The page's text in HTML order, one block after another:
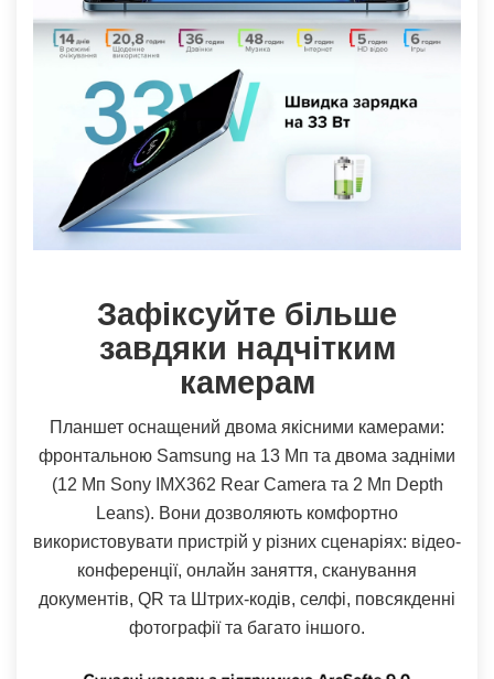
Зафіксуйте більше
завдяки надчітким
камерам
Планшет оснащений двома якісними камерами:
фронтальною Samsung на 13 Мп та двома задніми
(12 Мп Sony IMX362 Rear Camera та 2 Мп Depth
Leans). Вони дозволяють комфортно
використовувати пристрій у різних сценаріях: відео-
конференції, онлайн заняття, сканування
документів, QR та Штрих-кодів, селфі, повсякденні
фотографії та багато іншого.